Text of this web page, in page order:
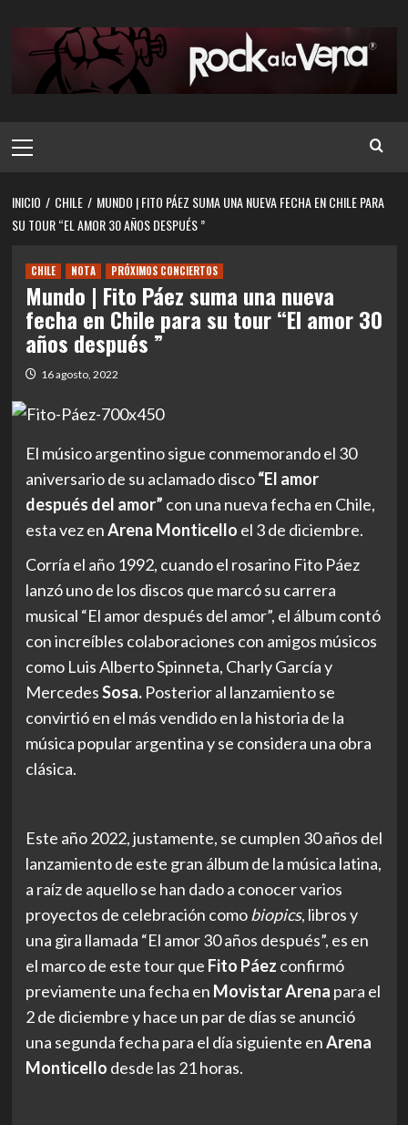
contenido
principal
INICIO CHILE
MUNDO | FITO PÁEZ SUMA UNA NUEVA FECHA EN CHILE PARA
SU TOUR “EL AMOR 30 AÑOS DESPUÉS ”
CHILE NOTA PRÓXIMOS CONCIERTOS
Mundo | Fito Páez suma una nueva
fecha en Chile para su tour “El amor 30
años después ”
16 agosto, 2022
El músico argentino sigue conmemorando el 30
aniversario de su aclamado disco“El amor
después del amor” con una nueva fecha en Chile,
esta vez enArena Monticello el 3 de diciembre.
Corría el año 1992, cuando el rosarino Fito Páez
lanzó uno de los discos que marcó su carrera
musical “El amor después del amor”, el álbum contó
con increíbles colaboraciones con amigos músicos
como Luis Alberto Spinneta, Charly Garcíay
MercedesSosa. Posterior al lanzamiento se
convirtió en el más vendido en la historia de la
música popular argentina y se considera una obra
clásica.
Este año 2022, justamente, se cumplen 30 años del
lanzamiento de este gran álbum de la música latina,
a raíz de aquello se han dado a conocer varios
proyectos de celebración comobiopics, libros y
una gira llamada “El amor 30 años después”, es en
el marco de este tour que Fito Páez confirmó
previamente una fecha en Movistar Arena para el
2 de diciembre y hace un par de días se anunció
una segunda fecha para el día siguiente enArena
Monticello desde las 21 horas.